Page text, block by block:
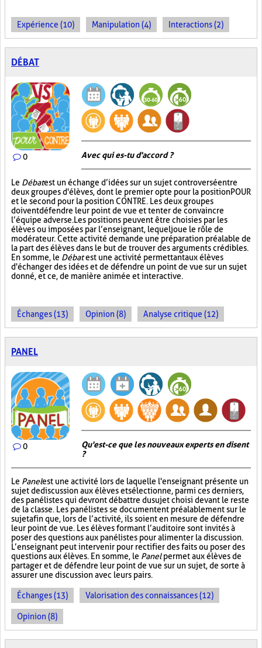
Expérience (10) Manipulation (4) Interactions (2)
DÉBAT
0 Avec qui es-tu d'accord ?
Le Débatest un échange d’idées sur un sujet controversé entre
deux groupes d'élèves, dont le premier opte pour la position POUR
et le second pour la position CONTRE. Les deux groupes
doivent défendre leur point de vue et tenter de convaincre
l’équipe adverse. Les positions peuvent être choisies par les
élèves ou imposées par l’enseignant, lequel joue le rôle de
modérateur. Cette activité demande une préparation préalable de
la part des élèves dans le but de trouver des arguments crédibles.
En somme, le Débatest une activité permettant aux élèves
d'échanger des idées et de défendre un point de vue sur un sujet
donné, et ce, de manière animée et interactive.
Échanges (13) Opinion (8) Analyse critique (12)
PANEL
0
Qu'est-ce que les nouveaux experts en disent
?
Le Panelest une activité lors de laquelle l'enseignant présente un
sujet de discussion aux élèves et sélectionne, parmi ces derniers,
des panélistes qui devront débattre du sujet choisi devant le reste
de la classe. Les panélistes se documentent préalablement sur le
sujet afin que, lors de l’activité, ils soient en mesure de défendre
leur point de vue. Les élèves formant l’auditoire sont invités à
poser des questions aux panélistes pour alimenter la discussion.
L’enseignant peut intervenir pour rectifier des faits ou poser des
questions aux élèves. En somme, le Panelpermet aux élèves de
partager et de défendre leur point de vue sur un sujet, de sorte à
assurer une discussion avec leurs pairs.
Échanges (13) Valorisation des connaissances (12)
Opinion (8)